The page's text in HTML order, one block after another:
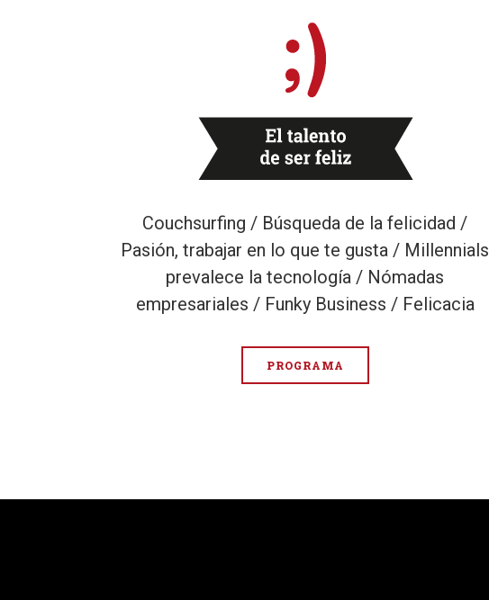
Couchsurfing / Búsqueda de la felicidad /
Pasión, trabajar en lo que te gusta / Millennials
prevalece la tecnología / Nómadas
empresariales / Funky Business / Felicacia
PROGRAMA